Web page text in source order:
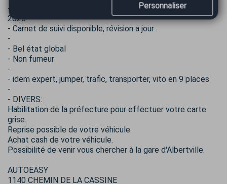
- Courroie de distribution + pompe à eau faite en décembre
2025
- Carnet de suivi disponible, révision a jour .
-
- Bel état global
- Non fumeur
-
- idem expert, jumper, trafic, transporter, vito en 9 places
-
- DIVERS:
Habilitation de la préfecture pour effectuer votre carte
grise.
Reprise possible de votre véhicule.
Achat cash de votre véhicule.
Possibilité de venir vous chercher à la gare d'Albertville.
AUTOEASY
1140 CHEMIN DE LA CASSINE
Personnaliser